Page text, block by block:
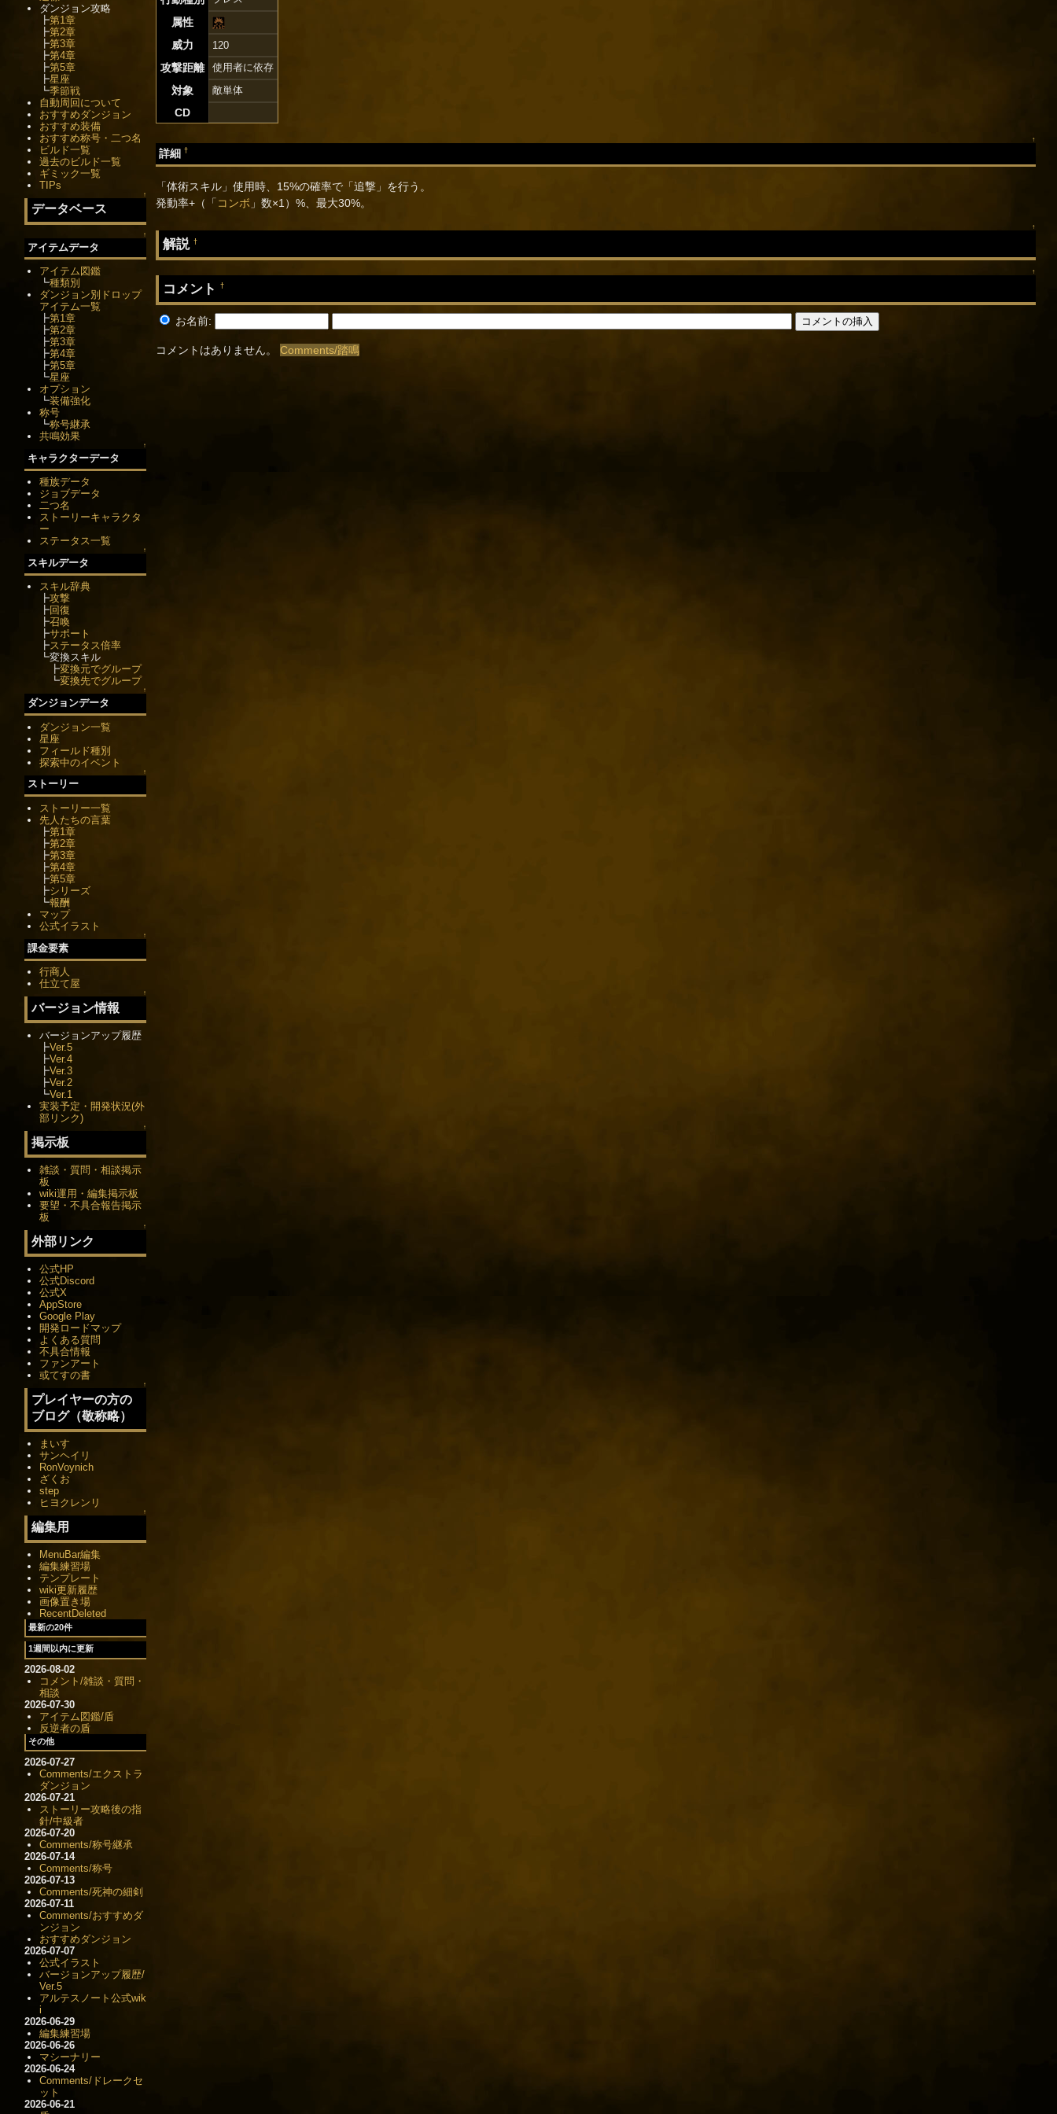
属性
威力
120
攻撃距離 使用者に依存
対象 敵単体
CD
↑
詳細 †
「体術スキル」使用時、15%の確率で「追撃」を行う。
発動率+（「 コンボ 」数×1）%、最大30%。
↑
解説 †
↑
コメント †
お名前:
コメントはありません。 Comments/踏鳴
ダンジョン攻略
┣第1章
┣第2章
┣第3章
┣第4章
┣第5章
┣星座
┗季節戦
自動周回について
おすすめダンジョン
おすすめ装備
おすすめ称号・二つ名
ビルド一覧
過去のビルド一覧
ギミック一覧
TIPs
↑
データベース
↑
アイテムデータ
アイテム図鑑
┗種類別
ダンジョン別ドロップ
アイテム一覧
┣第1章
┣第2章
┣第3章
┣第4章
┣第5章
┗星座
オプション
┗装備強化
称号
┗称号継承
共鳴効果
↑
キャラクターデータ
種族データ
ジョブデータ
二つ名
ストーリーキャラクタ
ー
ステータス一覧
↑
スキルデータ
スキル辞典
┣攻撃
┣回復
┣召喚
┣サポート
┣ステータス倍率
┗変換スキル
┣変換元でグループ
┗変換先でグループ
↑
ダンジョンデータ
ダンジョン一覧
星座
フィールド種別
探索中のイベント
↑
ストーリー
ストーリー一覧
先人たちの言葉
┣第1章
┣第2章
┣第3章
┣第4章
┣第5章
┣シリーズ
┗報酬
マップ
公式イラスト
↑
課金要素
行商人
仕立て屋
↑
バージョン情報
バージョンアップ履歴
┣Ver.5
┣Ver.4
┣Ver.3
┣Ver.2
┗Ver.1
実装予定・開発状況(外
部リンク)
↑
掲示板
雑談・質問・相談掲示
板
wiki運用・編集掲示板
要望・不具合報告掲示
板
↑
外部リンク
公式HP
公式Discord
公式X
AppStore
Google Play
開発ロードマップ
よくある質問
不具合情報
ファンアート
或てすの書
↑
プレイヤーの方の
ブログ（敬称略）
まいす
サンヘイリ
RonVoynich
ざくお
step
ヒヨクレンリ
↑
編集用
MenuBar編集
編集練習場
テンプレート
wiki更新履歴
画像置き場
RecentDeleted
最新の20件
1週間以内に更新
2026-08-02
コメント/雑談・質問・
相談
2026-07-30
アイテム図鑑/盾
反逆者の盾
その他
2026-07-27
Comments/エクストラ
ダンジョン
2026-07-21
ストーリー攻略後の指
針/中級者
2026-07-20
Comments/称号継承
2026-07-14
Comments/称号
2026-07-13
Comments/死神の細剣
2026-07-11
Comments/おすすめダ
ンジョン
おすすめダンジョン
2026-07-07
公式イラスト
バージョンアップ履歴/
Ver.5
アルテスノート公式wik
i
2026-06-29
編集練習場
2026-06-26
マシーナリー
2026-06-24
Comments/ドレークセ
ット
2026-06-21